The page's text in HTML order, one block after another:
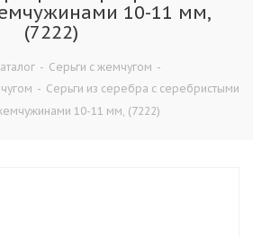
10-11 мм,
(7222)
- Серьги с жемчугом -
- Серьги из серебра c серебристыми
10-11 мм, (7222)